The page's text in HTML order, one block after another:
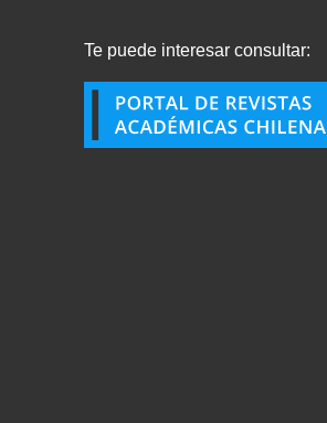
Te puede interesar consultar: